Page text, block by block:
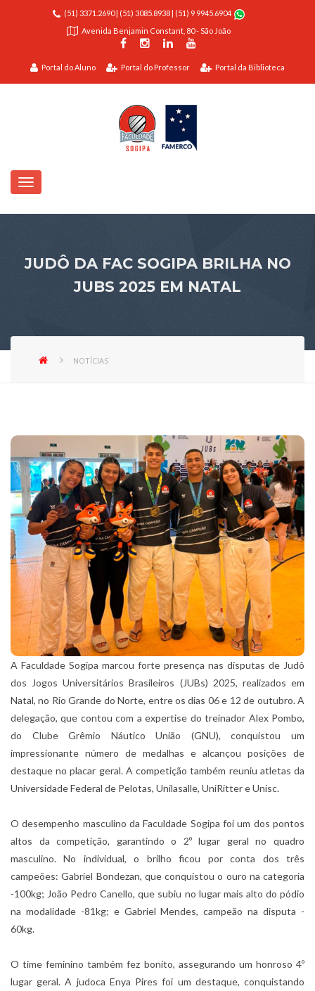
(51) 3371.2690| (51) 3085.8938|
(51) 9 9945.6904
Avenida Benjamin Constant, 80 - São João
Portal do Aluno Portal do Professor Portal da Biblioteca
JUDÔ DA FAC SOGIPA BRILHA NO
JUBS 2025 EM NATAL
NOTÍCIAS
A Faculdade Sogipa marcou forte presença nas disputas de Judô
dos Jogos Universitários Brasileiros (JUBs) 2025, realizados em
Natal, no Rio Grande do Norte, entre os dias 06 e 12 de outubro. A
delegação, que contou com a expertise do treinador Alex Pombo,
do Clube Grêmio Náutico União (GNU), conquistou um
impressionante número de medalhas e alcançou posições de
destaque no placar geral. A competição também reuniu atletas da
Universidade Federal de Pelotas, Unilasalle, UniRitter e Unisc.
O desempenho masculino da Faculdade Sogipa foi um dos pontos
altos da competição, garantindo o 2º lugar geral no quadro
masculino. No individual, o brilho ficou por conta dos três
campeões: Gabriel Bondezan, que conquistou o ouro na categoria
-100kg; João Pedro Canello, que subiu no lugar mais alto do pódio
na modalidade -81kg; e Gabriel Mendes, campeão na disputa -
60kg.
O time feminino também fez bonito, assegurando um honroso 4º
lugar geral. A judoca Enya Pires foi um destaque, conquistando